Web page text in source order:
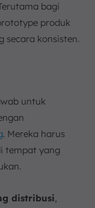
bagi
produk
secara konsisten.
untuk
. Mereka harus
tempat yang
distribusi,